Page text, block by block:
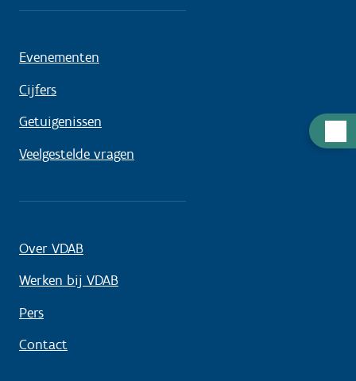
Evenementen
Cijfers
Getuigenissen
Veelgestelde vragen
Over VDAB
Werken bij VDAB
Pers
Contact